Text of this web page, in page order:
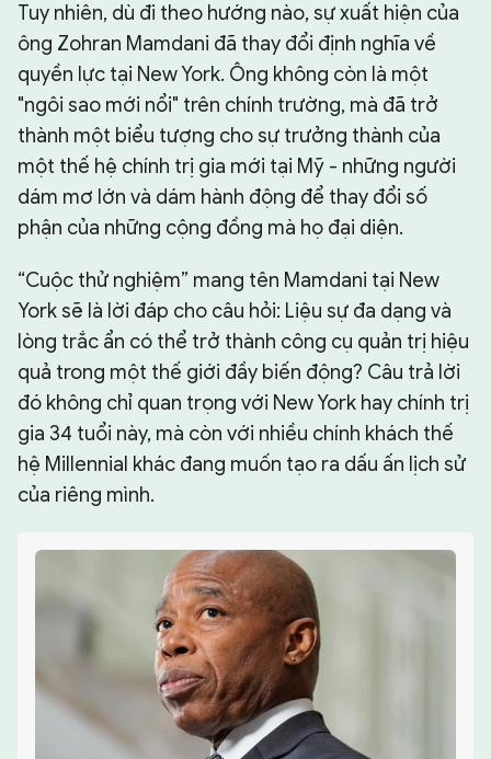
Tuy nhiên, dù đi theo hướng nào, sự xuất hiện của
ông Zohran Mamdani đã thay đổi định nghĩa về
quyền lực tại New York. Ông không còn là một
"ngôi sao mới nổi" trên chính trường, mà đã trở
thành một biểu tượng cho sự trưởng thành của
một thế hệ chính trị gia mới tại Mỹ - những người
dám mơ lớn và dám hành động để thay đổi số
phận của những cộng đồng mà họ đại diện.
“Cuộc thử nghiệm” mang tên Mamdani tại New
York sẽ là lời đáp cho câu hỏi: Liệu sự đa dạng và
lòng trắc ẩn có thể trở thành công cụ quản trị hiệu
quả trong một thế giới đầy biến động? Câu trả lời
đó không chỉ quan trọng với New York hay chính trị
gia 34 tuổi này, mà còn với nhiều chính khách thế
hệ Millennial khác đang muốn tạo ra dấu ấn lịch sử
của riêng mình.